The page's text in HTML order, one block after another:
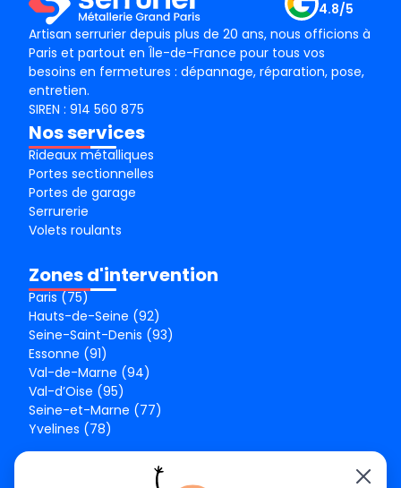
Artisan serrurier depuis plus de 20 ans, nous officions à
Paris et partout en Île-de-France pour tous vos
besoins en fermetures : dépannage, réparation, pose,
entretien.
4.8/5
SIREN : 914 560 875
Nos services
Rideaux métalliques
Portes sectionnelles
Portes de garage
Serrurerie
Volets roulants
Zones d'intervention
Paris (75)
Hauts-de-Seine (92)
Seine-Saint-Denis (93)
Essonne (91)
Val-de-Marne (94)
Val-d’Oise (95)
Seine-et-Marne (77)
Yvelines (78)